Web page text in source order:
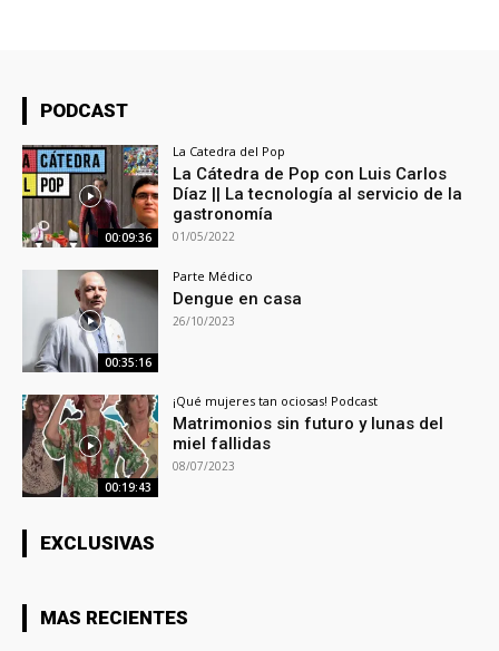
PODCAST
00:09:36
La Catedra del Pop
La Cátedra de Pop con Luis Carlos
Díaz || La tecnología al servicio de la
gastronomía
01/05/2022
00:35:16
Parte Médico
Dengue en casa
26/10/2023
00:19:43
¡Qué mujeres tan ociosas! Podcast
Matrimonios sin futuro y lunas del
miel fallidas
08/07/2023
EXCLUSIVAS
MAS RECIENTES